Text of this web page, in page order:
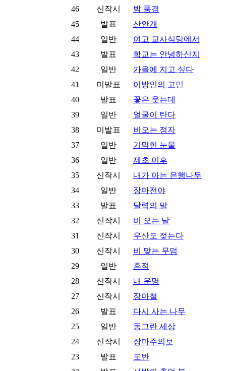
46
신작시
밤 풍경
45
발표
산안개
44
일반
여고 교사식당에서
43
발표
학교는 안녕하신지
42
일반
가을에 지고 싶다
41
미발표
이방인의 고민
40
발표
꽃은 웃는데
39
일반
얼굴이 탄다
38
미발표
비오는 정자
37
일반
기막힌 눈물
36
일반
제초 이후
35
신작시
내가 아는 은행나무
34
일반
장마전야
33
발표
달력의 말
32
신작시
비 오는 날
31
신작시
우산도 젖는다
30
신작시
비 맞는 무덤
29
일반
흔적
28
신작시
내 운명
27
신작시
장마철
26
발표
다시 사는 나무
25
일반
동그란 세상
24
신작시
장마주의보
23
발표
도반